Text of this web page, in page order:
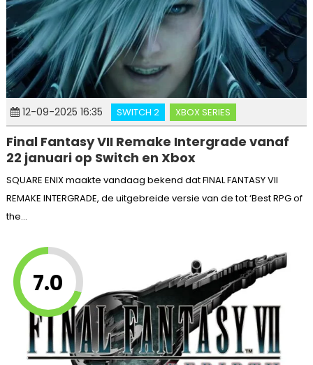
12-09-2025 16:35 SWITCH 2 XBOX SERIES
Final Fantasy VII Remake Intergrade vanaf
22 januari op Switch en Xbox
SQUARE ENIX maakte vandaag bekend dat FINAL FANTASY VII
REMAKE INTERGRADE, de uitgebreide versie van de tot ‘Best RPG of
the...
7.0